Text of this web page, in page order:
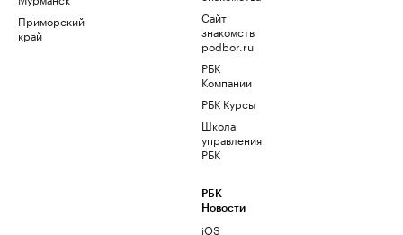
Приморский
край
Сайт
знакомств
podbor.ru
РБК
Компании
РБК Курсы
Школа
управления
РБК
РБК
Новости
iOS